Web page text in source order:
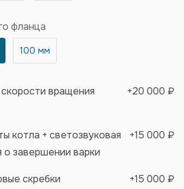
фланца
100 мм
вращения
+20 000 ₽
котла + светозвуковая
о завершении варки
+15 000 ₽
скребки
+15 000 ₽